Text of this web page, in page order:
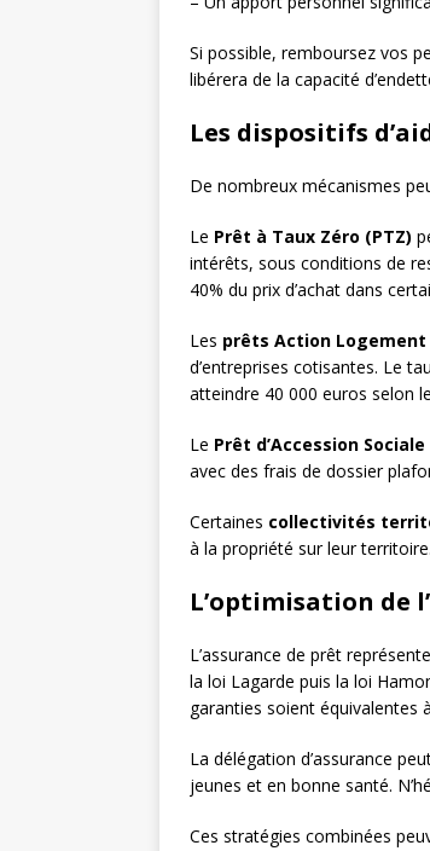
Si possible, remboursez vos
libérera de la capacité
Les dispositifs
De nombreux mécanismes
Le Prêt à Taux Zéro (PTZ)
intérêts, sous conditions de
40% du prix d’achat dans
Les prêts Action Logement
d’entreprises cotisantes. Le
atteindre 40 000 euros selon
Le Prêt d’Accession Sociale
avec des frais de dossier
Certaines collectivités
à la propriété sur leur
L’optimisation de
L’assurance de prêt
la loi Lagarde puis la loi
garanties soient équivalentes
La délégation d’assurance
jeunes et en bonne santé.
Ces stratégies combinées